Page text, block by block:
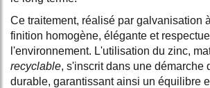
Ce traitement, réalisé par galvanisation
finition homogène, élégante et
l'environnement. L'utilisation du zinc,
recyclable, s'inscrit dans une démarche
durable, garantissant ainsi un équilibre